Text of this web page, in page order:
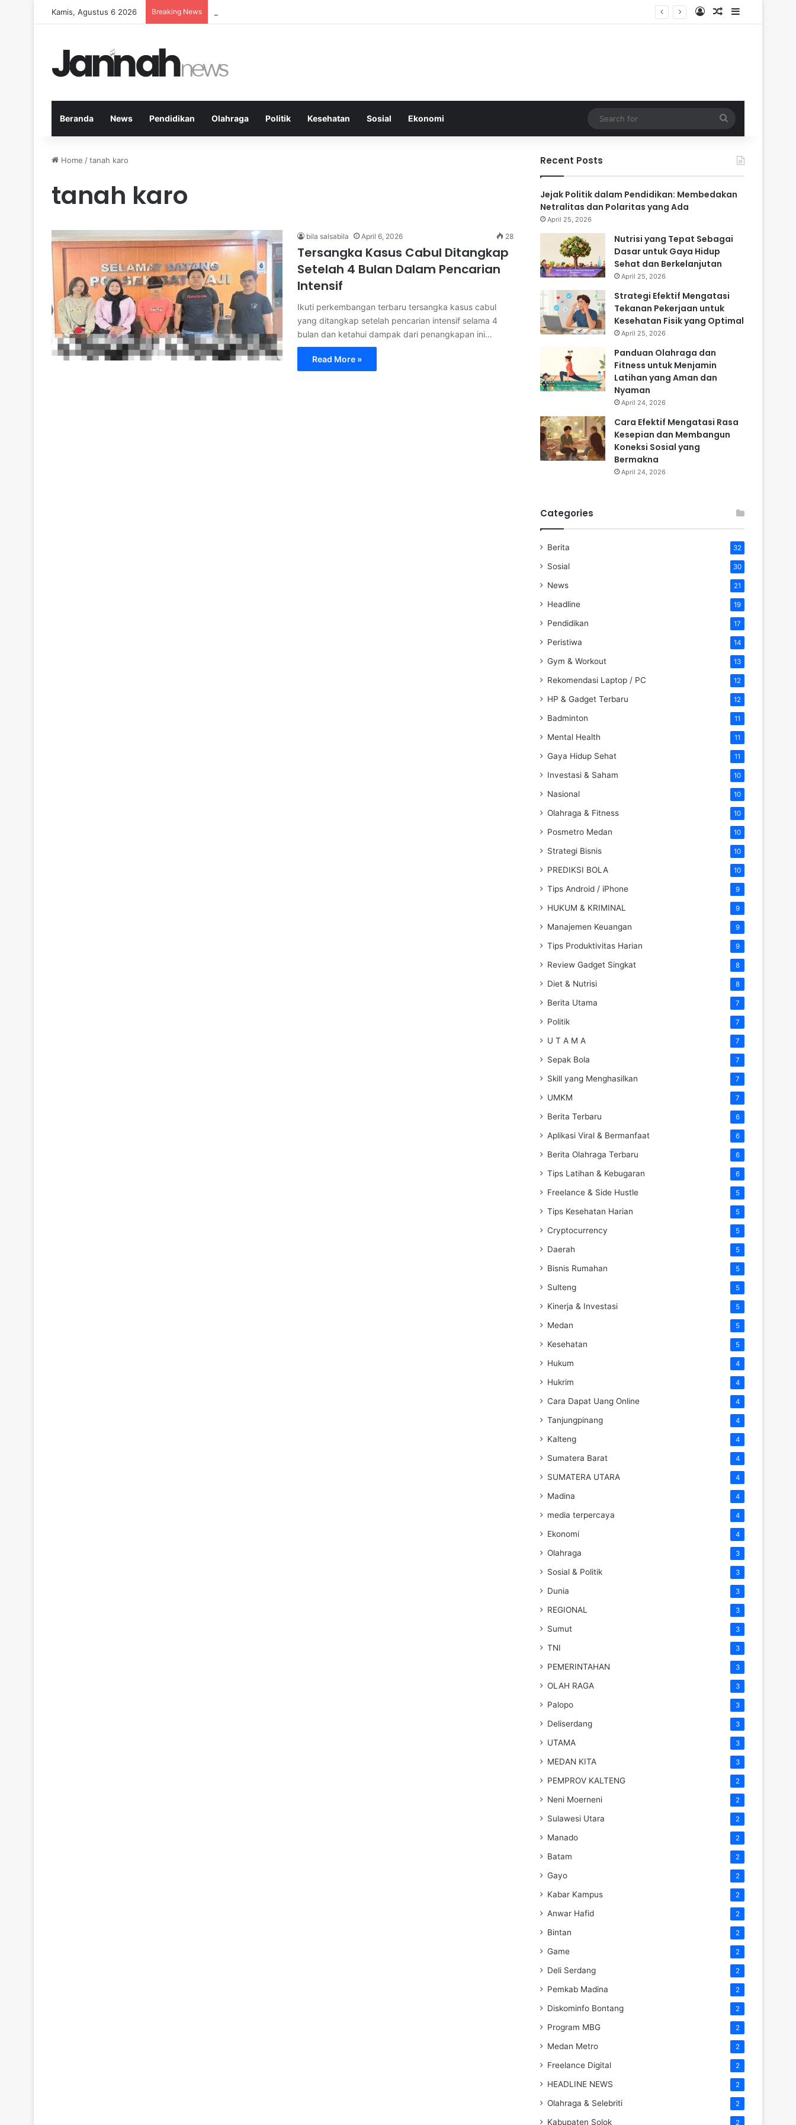
Kamis, Agustus 6 2026 Breaking News Log InRandom Article
Sidebar
Beranda News Pendidikan Olahraga Politik Kesehatan Sosial Ekonomi
for
Home /tanah karo
tanah karo
bila salsabila April 6, 2026 28
Tersangka Kasus Cabul Ditangkap
Setelah 4 Bulan Dalam Pencarian
Intensif
Ikuti perkembangan terbaru tersangka kasus cabul
yang ditangkap setelah pencarian intensif selama 4
bulan dan ketahui dampak dari penangkapan ini…
Read More »
Recent Posts
Jejak Politik dalam Pendidikan: Membedakan
Netralitas dan Polaritas yang Ada
April 25, 2026
Nutrisi yang Tepat Sebagai
Dasar untuk Gaya Hidup
Sehat dan Berkelanjutan
April 25, 2026
Strategi Efektif Mengatasi
Tekanan Pekerjaan untuk
Kesehatan Fisik yang Optimal
April 25, 2026
Panduan Olahraga dan
Fitness untuk Menjamin
Latihan yang Aman dan
Nyaman
April 24, 2026
Cara Efektif Mengatasi Rasa
Kesepian dan Membangun
Koneksi Sosial yang
Bermakna
April 24, 2026
Categories
Berita 32
Sosial 30
News 21
Headline 19
Pendidikan 17
Peristiwa 14
Gym & Workout 13
Rekomendasi Laptop / PC 12
HP & Gadget Terbaru 12
Badminton 11
Mental Health 11
Gaya Hidup Sehat 11
Investasi & Saham 10
Nasional 10
Olahraga & Fitness 10
Posmetro Medan 10
Strategi Bisnis 10
PREDIKSI BOLA 10
Tips Android / iPhone 9
HUKUM & KRIMINAL 9
Manajemen Keuangan 9
Tips Produktivitas Harian 9
Review Gadget Singkat 8
Diet & Nutrisi 8
Berita Utama 7
Politik 7
U T A M A 7
Sepak Bola 7
Skill yang Menghasilkan 7
UMKM 7
Berita Terbaru 6
Aplikasi Viral & Bermanfaat 6
Berita Olahraga Terbaru 6
Tips Latihan & Kebugaran 6
Freelance & Side Hustle 5
Tips Kesehatan Harian 5
Cryptocurrency 5
Daerah 5
Bisnis Rumahan 5
Sulteng 5
Kinerja & Investasi 5
Medan 5
Kesehatan 5
Hukum 4
Hukrim 4
Cara Dapat Uang Online 4
Tanjungpinang 4
Kalteng 4
Sumatera Barat 4
SUMATERA UTARA 4
Madina 4
media terpercaya 4
Ekonomi 4
Olahraga 3
Sosial & Politik 3
Dunia 3
REGIONAL 3
Sumut 3
TNI 3
PEMERINTAHAN 3
OLAH RAGA 3
Palopo 3
Deliserdang 3
UTAMA 3
MEDAN KITA 3
PEMPROV KALTENG 2
Neni Moerneni 2
Sulawesi Utara 2
Manado 2
Batam 2
Gayo 2
Kabar Kampus 2
Anwar Hafid 2
Bintan 2
Game 2
Deli Serdang 2
Pemkab Madina 2
Diskominfo Bontang 2
Program MBG 2
Medan Metro 2
Freelance Digital 2
HEADLINE NEWS 2
Olahraga & Selebriti 2
Kabupaten Solok 2